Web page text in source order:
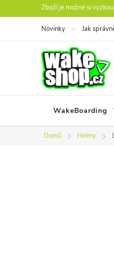
na
Zboží je možné si
Novinky Jak
WakeBoarding
Domů Helmy